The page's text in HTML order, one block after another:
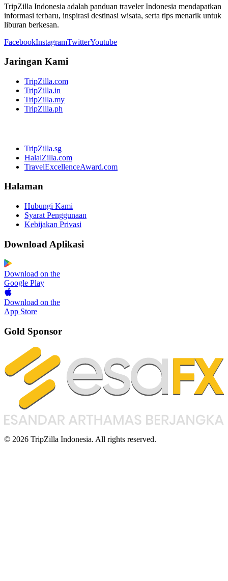
TripZilla Indonesia adalah panduan traveler Indonesia mendapatkan
informasi terbaru, inspirasi destinasi wisata, serta tips menarik untuk
liburan berkesan.
FacebookInstagramTwitterYoutube
Jaringan Kami
TripZilla.com
TripZilla.in
TripZilla.my
TripZilla.ph
TripZilla.sg
HalalZilla.com
TravelExcellenceAward.com
Halaman
Hubungi Kami
Syarat Penggunaan
Kebijakan Privasi
Download Aplikasi
Download on the
Google Play
Download on the
App Store
Gold Sponsor
© 2026 TripZilla Indonesia. All rights reserved.